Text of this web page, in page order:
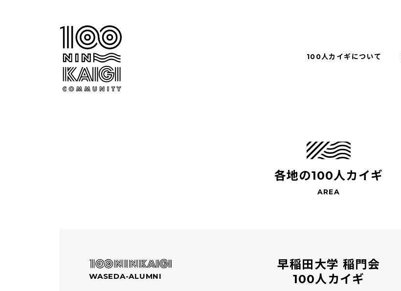
100人カイギについて
各地の100人カイギ
早稲田大学 稲門会
100人カイギ
WASEDA-ALUMNI